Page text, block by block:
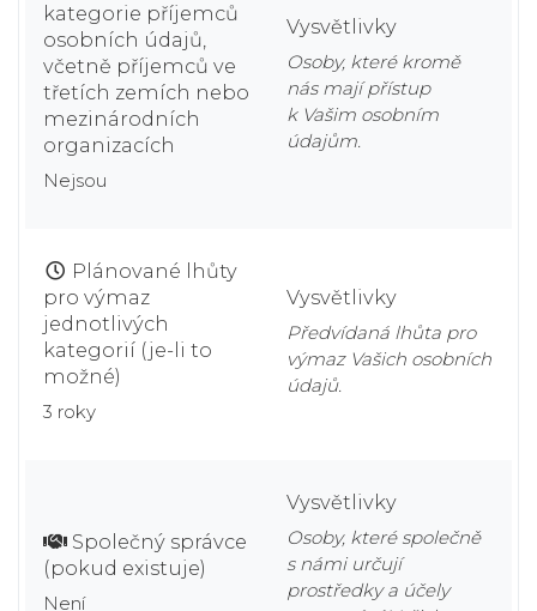
kategorie příjemců
osobních údajů,
včetně příjemců ve
třetích zemích nebo
mezinárodních
organizacích
Nejsou
Vysvětlivky
Osoby, které kromě
nás mají přístup
k Vašim osobním
údajům.
Plánované lhůty
pro výmaz
jednotlivých
kategorií (je-li to
možné)
3 roky
Vysvětlivky
Předvídaná lhůta pro
výmaz Vašich osobních
údajů.
Společný správce
(pokud existuje)
Není
Vysvětlivky
Osoby, které společně
s námi určují
prostředky a účely